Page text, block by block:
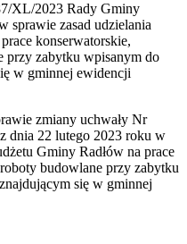
XL/2023 Rady Gminy
sprawie zasad udzielania
konserwatorskie,
przy zabytku wpisanym do
w gminnej ewidencji
zmiany uchwały Nr
dnia 22 lutego 2023 roku w
Gminy Radłów na prace
budowlane przy zabytku
się w gminnej